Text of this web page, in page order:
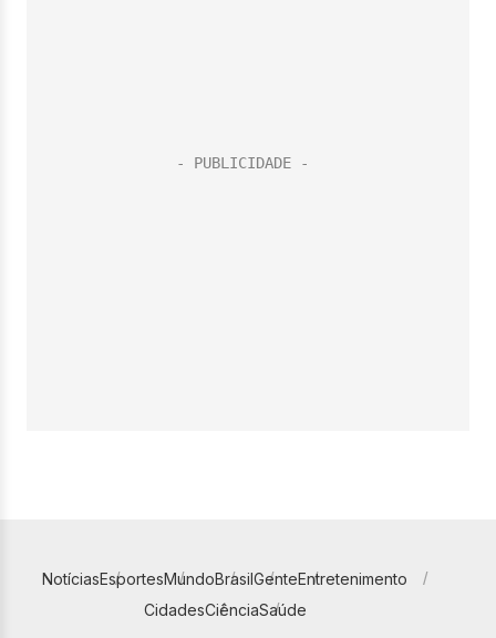
NotíciasEsportesMundoBrasilGenteEntretenimento
CidadesCiênciaSaúde